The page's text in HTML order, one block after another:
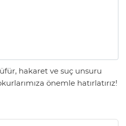
hakaret ve suç unsuru
önemle hatırlatırız!